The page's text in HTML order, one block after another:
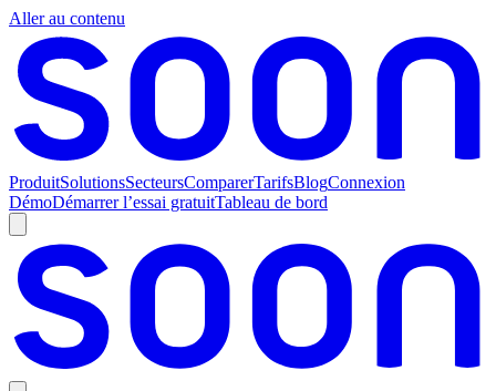
Aller au contenu
ProduitSolutionsSecteursComparerTarifsBlogConnexion
DémoDémarrer l’essai gratuitTableau de bord